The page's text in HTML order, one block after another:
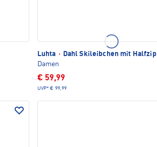
Luhta ·
Dahl Skileibchen mit Halfzip
Damen
€ 59,99
UVP* € 99,99